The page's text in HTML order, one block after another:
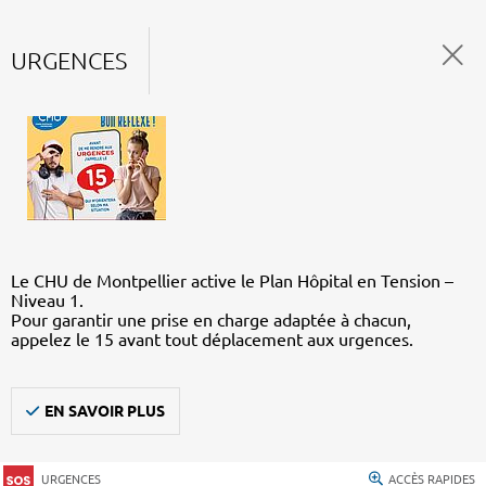
URGENCES
Le CHU de Montpellier active le Plan Hôpital en Tension –
Niveau 1.
Pour garantir une prise en charge adaptée à chacun,
appelez le 15 avant tout déplacement aux urgences.
EN SAVOIR PLUS
URGENCES ACCÈS RAPIDES